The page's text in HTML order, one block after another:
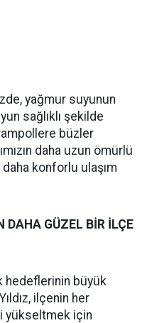
yağmur suyunun
sağlıklı şekilde
büzler
daha uzun ömürlü
daha konforlu ulaşım
DAHA GÜZEL BİR İLÇE
hedeflerinin büyük
ilçenin her
yükseltmek için